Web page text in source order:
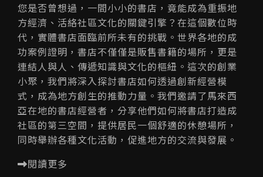
您是否曾想過，一間小小的書店，竟能成為重振地
方經濟、活絡社區文化的關鍵引擎？在這個數位時
代，實體書店面臨前所未有的挑戰。世界各地的成
功案例證明，書店不僅僅是販售書籍的場所，更是
連結人與人、傳遞知識與文化的樞紐。這次的創業
小聚，我們將深入探討書店如何透過創新經營模
式，成為地方創生的推動力量。我們邀請了馬來西
亞在地的書店經營者，分享他們如何將書店打造成
社區的第三空間，提供居民一個舒適的休憩場所，
同時舉辦各種文化活動，促進地方的交流與發展。
閱讀更多